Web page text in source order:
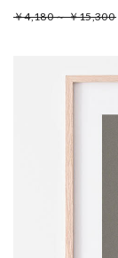
￥4,180 ～ ￥15,300